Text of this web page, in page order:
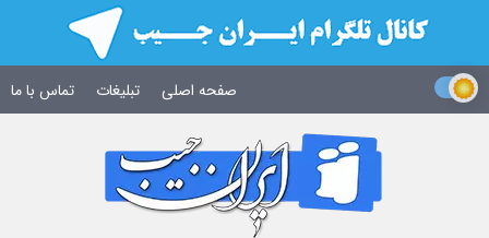
صفحه اصلی تبلیغات تماس با ما